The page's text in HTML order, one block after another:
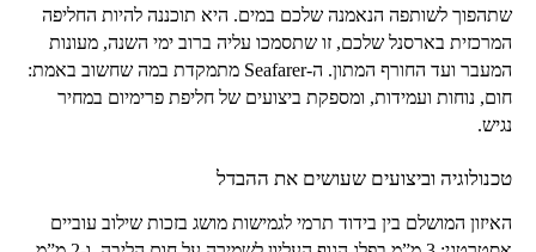
שתהפוך לשותפה הנאמנה שלכם במים. היא תוכננה להיות החליפה
המרכזית בארסנל שלכם, זו שתסמכו עליה ברוב ימי השנה, מעונות
המעבר ועד החורף המתון. ה-Seafarer מתמקדת במה שחשוב באמת:
חום, נוחות ועמידות, ומספקת ביצועים של חליפת פרימיום במחיר
נגיש.
טכנולוגיה וביצועים שעושים את ההבדל
האיזון המושלם בין בידוד תרמי לגמישות מושג בזכות שילוב עוביים